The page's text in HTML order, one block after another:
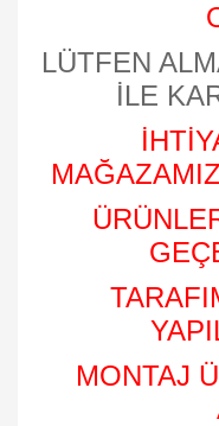
LÜTFEN
İLE
MONTAJ